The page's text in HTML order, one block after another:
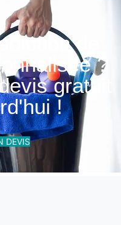
de
?
gratuit
!
DEVIS